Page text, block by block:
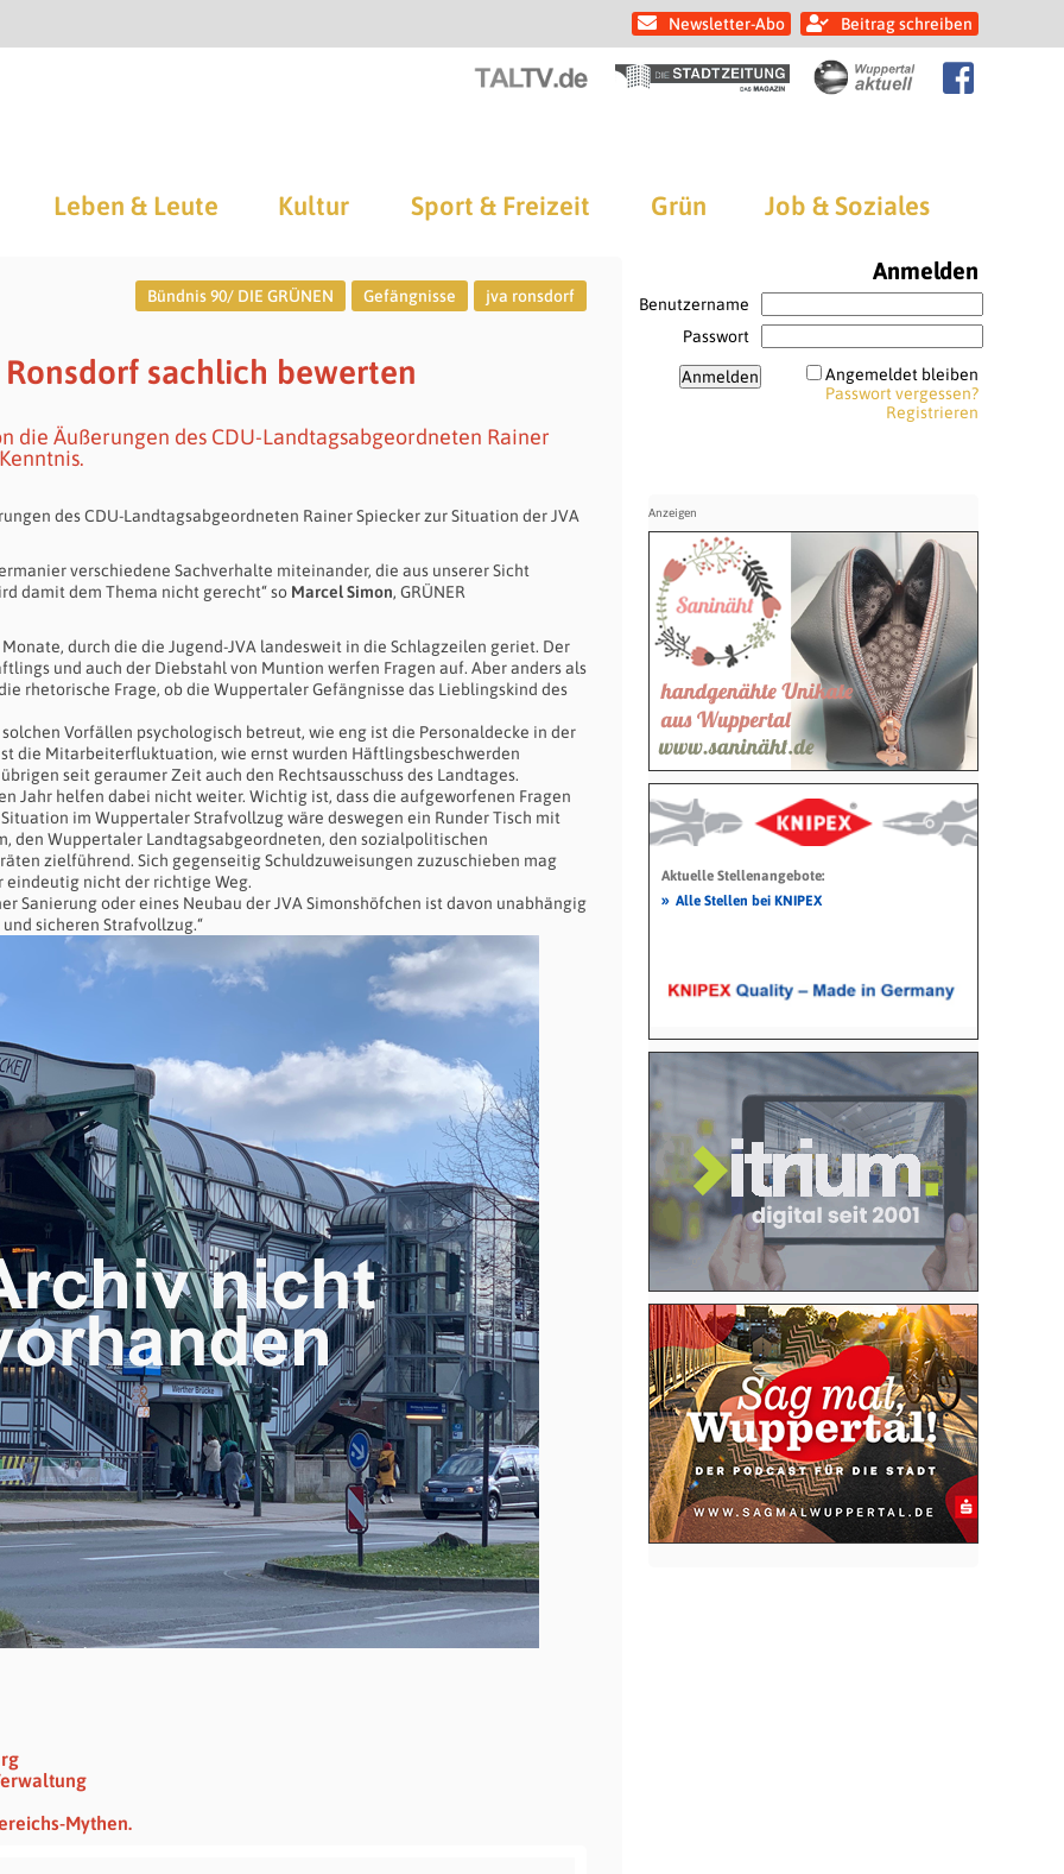
Newsletter-Abo Beitrag schreiben
Leben & Leute Kultur Sport & Freizeit Grün Job & Soziales
Bündnis 90/ DIE GRÜNEN Gefängnisse jva ronsdorf
sachlich bewerten
die Äußerungen des CDU-Landtagsabgeordneten Rainer
des CDU-Landtagsabgeordneten Rainer Spiecker zur Situation der JVA
verschiedene Sachverhalte miteinander, die aus unserer Sicht
damit dem Thema nicht gerecht“ so Marcel Simon, GRÜNER
durch die die Jugend-JVA landesweit in die Schlagzeilen geriet. Der
und auch der Diebstahl von Muntion werfen Fragen auf. Aber anders als
rhetorische Frage, ob die Wuppertaler Gefängnisse das Lieblingskind des
Vorfällen psychologisch betreut, wie eng ist die Personaldecke in der
die Mitarbeiterfluktuation, wie ernst wurden Häftlingsbeschwerden
seit geraumer Zeit auch den Rechtsausschuss des Landtages.
Jahr helfen dabei nicht weiter. Wichtig ist, dass die aufgeworfenen Fragen
im Wuppertaler Strafvollzug wäre deswegen ein Runder Tisch mit
Wuppertaler Landtagsabgeordneten, den sozialpolitischen
zielführend. Sich gegenseitig Schuldzuweisungen zuzuschieben mag
nicht der richtige Weg.
Sanierung oder eines Neubau der JVA Simonshöfchen ist davon unabhängig
sicheren Strafvollzug.“
Mythen.
Anmelden
Benutzername
Passwort
Angemeldet bleiben
Passwort vergessen?
Registrieren
Aktuelle Stellenangebote:
» Alle Stellen bei KNIPEX